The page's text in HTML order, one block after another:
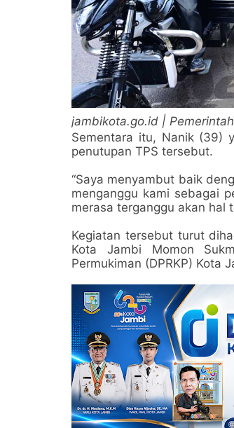
jambikota.go.id |
Sementara itu, Nanik (39)
penutupan TPS tersebut.
“Saya menyambut baik
menganggu kami sebagai
merasa terganggu akan hal
Kegiatan tersebut turut
Kota Jambi Momon
Permukiman (DPRKP) Kota